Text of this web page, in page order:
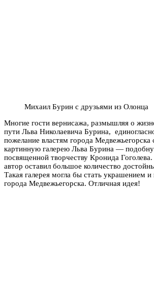
Михаил Бурин с друзьями из Олонца
Многие гости вернисажа, размышляя о
пути Льва Николаевича Бурина,
пожелание властям города Медвежьегорска
картинную галерею Льва Бурина —
посвященной творчеству Кронида
автор оставил большое количество
Такая галерея могла бы стать украшением и
города Медвежьегорска. Отличная идея!